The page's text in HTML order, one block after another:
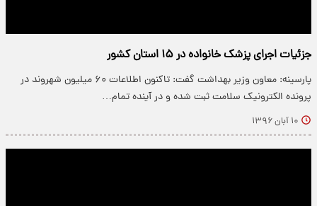
جزئیات اجرای پزشک خانواده در ۱۵ استان کشور
پارسینه: معاون وزیر بهداشت گفت: تاکنون اطلاعات ۶۰ میلیون شهروند در
پرونده الکترونیک سلامت ثبت شده و در آینده تمام…
۱۰ آبان ۱۳۹۶